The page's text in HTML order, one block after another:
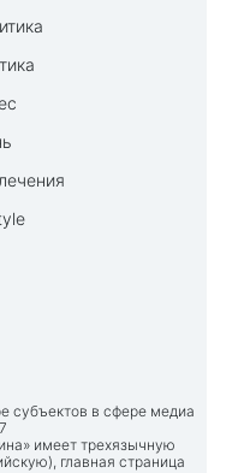
субъектов в сфере медиа
имеет трехязычную
главная страница